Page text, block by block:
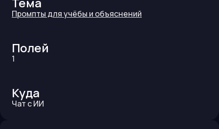
Промпты для учёбы и объяснений
Полей
1
Куда
Чат с ИИ